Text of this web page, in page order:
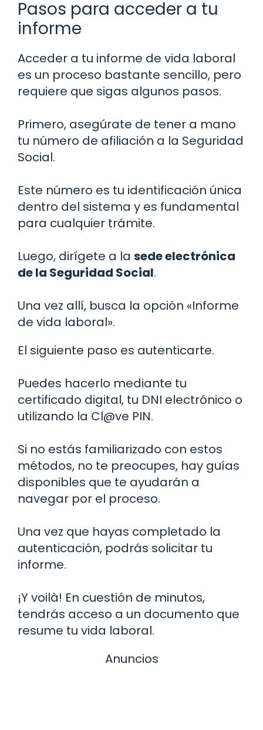
Pasos para acceder a tu
informe
Acceder a tu informe de vida laboral
es un proceso bastante sencillo, pero
requiere que sigas algunos pasos.
Primero, asegúrate de tener a mano
tu número de afiliación a la Seguridad
Social.
Este número es tu identificación única
dentro del sistema y es fundamental
para cualquier trámite.
Luego, dirígete a la sede electrónica
de la Seguridad Social.
Una vez allí, busca la opción «Informe
de vida laboral».
El siguiente paso es autenticarte.
Puedes hacerlo mediante tu
certificado digital, tu DNI electrónico o
utilizando la Cl@ve PIN.
Si no estás familiarizado con estos
métodos, no te preocupes, hay guías
disponibles que te ayudarán a
navegar por el proceso.
Una vez que hayas completado la
autenticación, podrás solicitar tu
informe.
¡Y voilà! En cuestión de minutos,
tendrás acceso a un documento que
resume tu vida laboral.
Anuncios